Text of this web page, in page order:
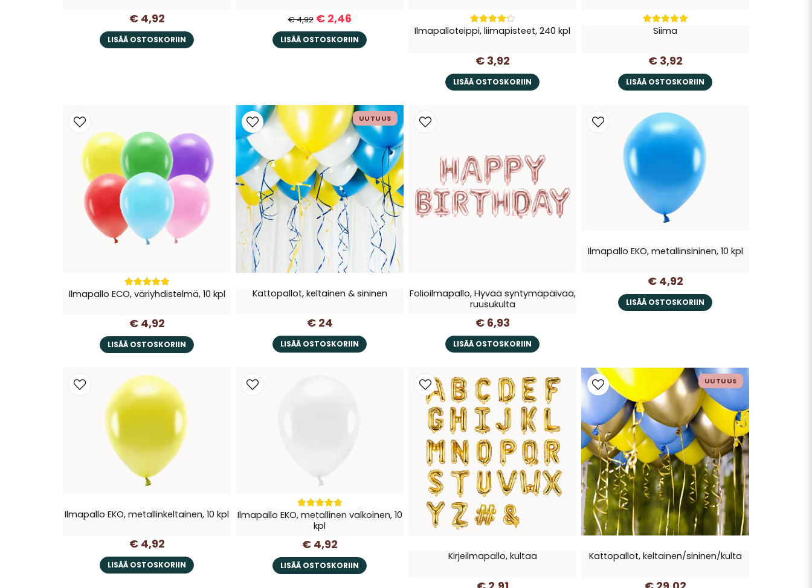
€ 4,92
LISÄÄ OSTOSKORIIN
€ 4,92 € 2,46
LISÄÄ OSTOSKORIIN
Ilmapalloteippi, liimapisteet, 240 kpl
€ 3,92
LISÄÄ OSTOSKORIIN
Siima
€ 3,92
LISÄÄ OSTOSKORIIN
Ilmapallo ECO, väriyhdistelmä, 10 kpl
€ 4,92
LISÄÄ OSTOSKORIIN
Kattopallot, keltainen & sininen
€ 24
LISÄÄ OSTOSKORIIN
UUTUUS
Folioilmapallo, Hyvää syntymäpäivää,
ruusukulta
€ 6,93
LISÄÄ OSTOSKORIIN
Ilmapallo EKO, metallinsininen, 10 kpl
€ 4,92
LISÄÄ OSTOSKORIIN
Ilmapallo EKO, metallinkeltainen, 10 kpl
€ 4,92
LISÄÄ OSTOSKORIIN
Ilmapallo EKO, metallinen valkoinen, 10
kpl
€ 4,92
LISÄÄ OSTOSKORIIN
Kirjeilmapallo, kultaa Kattopallot, keltainen/sininen/kulta
UUTUUS